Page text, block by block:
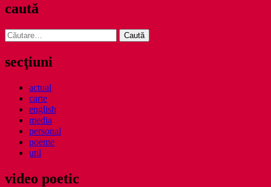
caută
Caută
după:
secţiuni
actual
carte
english
media
personal
poeme
util
video poetic